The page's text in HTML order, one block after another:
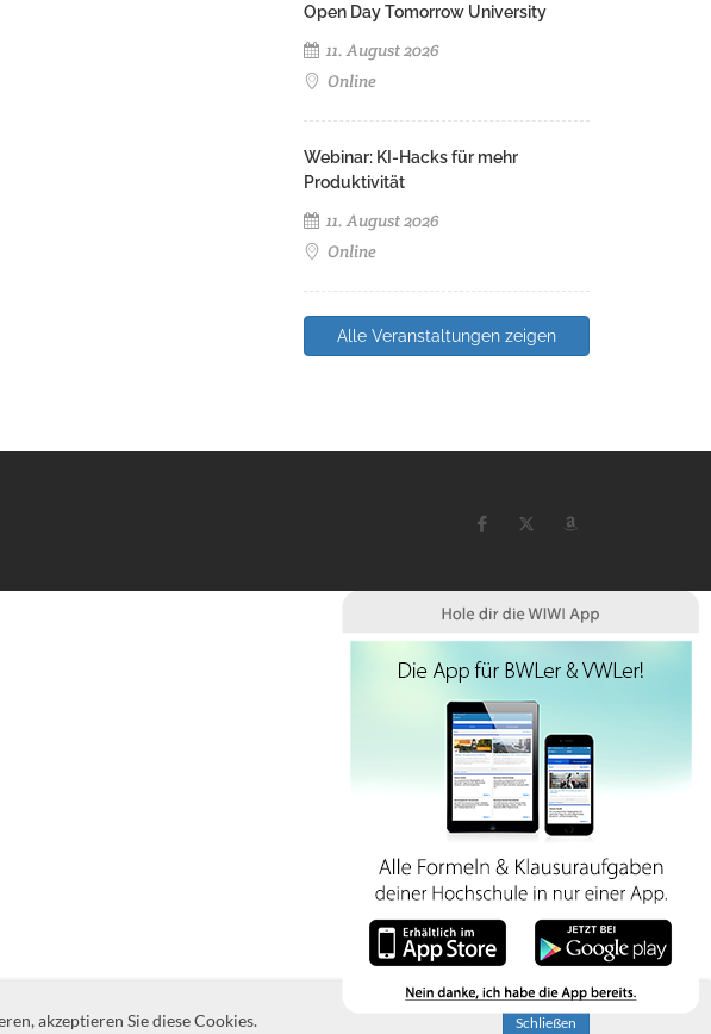
Open Day Tomorrow University
11. August 2026
Online
Webinar: KI-Hacks für mehr
Produktivität
11. August 2026
Online
Alle Veranstaltungen zeigen
akzeptieren Sie diese Cookies. Schließen